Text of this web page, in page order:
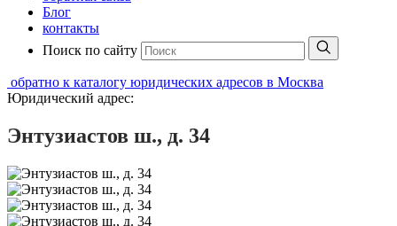
Блог
контакты
Поиск по сайту
обратно к каталогу юридических адресов в Москва
Юридический адрес:
Энтузиастов ш., д. 34